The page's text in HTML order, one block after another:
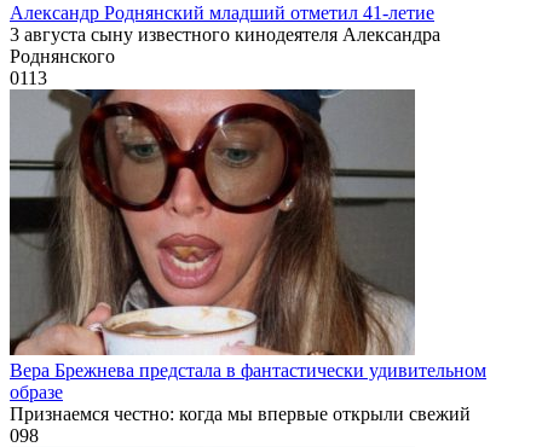
Александр Роднянский младший отметил 41-летие
3 августа сыну известного кинодеятеля Александра
Роднянского
0113
Вера Брежнева предстала в фантастически удивительном
образе
Признаемся честно: когда мы впервые открыли свежий
098